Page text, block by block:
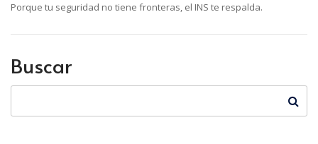
Porque tu seguridad no tiene fronteras, el INS te respalda.
Buscar